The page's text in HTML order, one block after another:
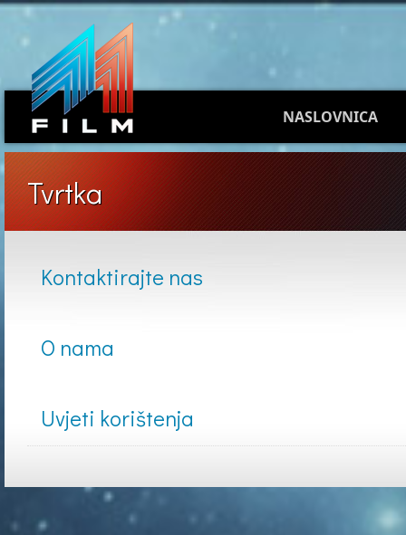
NASLOVNICA
Tvrtka
Kontaktirajte nas
O nama
Uvjeti korištenja